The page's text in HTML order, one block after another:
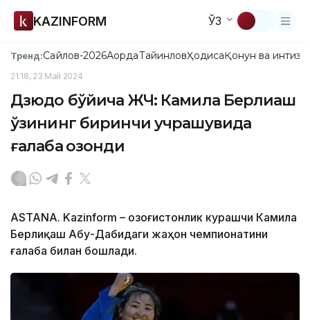
KAZINFORM ЎЗ
Тренд:Сайлов-2026АқордаТайинловҲодисаҚонун ва
21:18, 23 Май 2024
Дзюдо бўйича ЖЧ: Камила Берлиқаш
ўзининг биринчи учрашувида
ғалаба қозонди
ASTANA. Kazinform – Қозоғистонлик курашчи Камила
Берлиқаш Абу-Дабидаги жаҳон чемпионатини
ғалаба билан бошлади.